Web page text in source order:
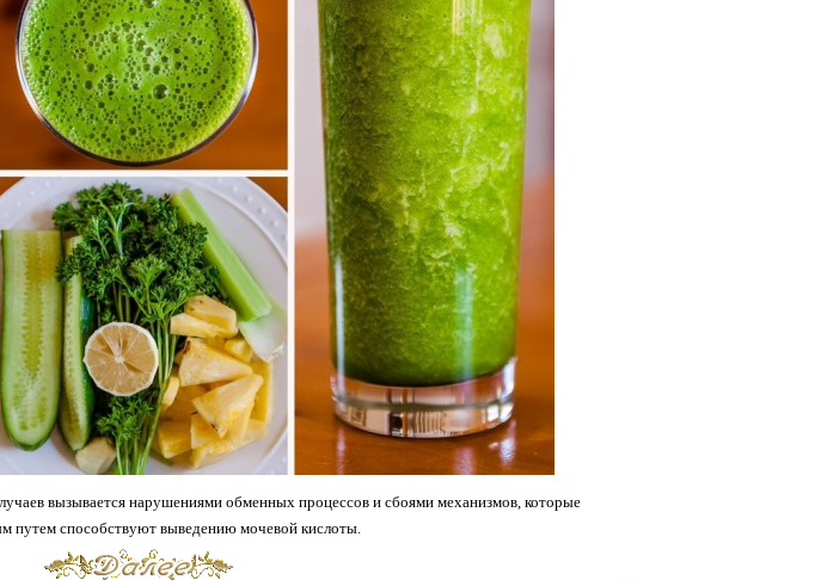
вызывается нарушениями обменных процессов и сбоями механизмов, которые
путем способствуют выведению мочевой кислоты.